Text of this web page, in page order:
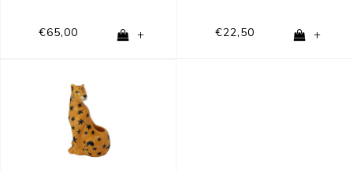
€65,00 + €22,50 +